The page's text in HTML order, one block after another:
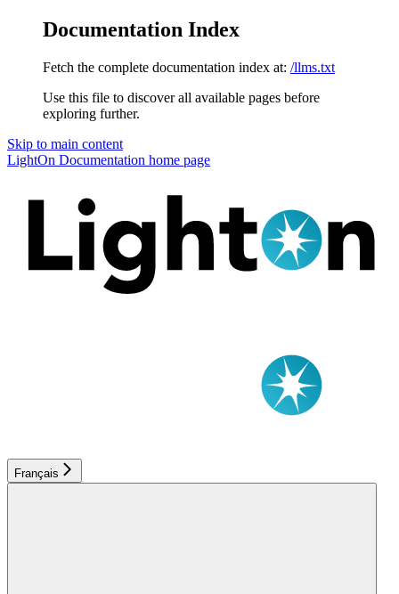
Documentation Index
Fetch the complete documentation index at: /llms.txt
Use this file to discover all available pages before
exploring further.
Skip to main content
LightOn Documentation home page
Français